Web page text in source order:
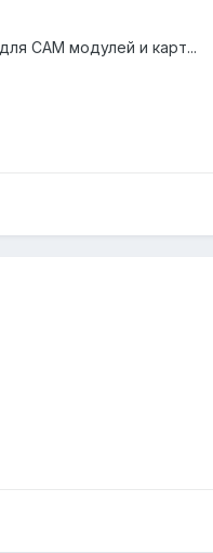
САМ модулей и карт...